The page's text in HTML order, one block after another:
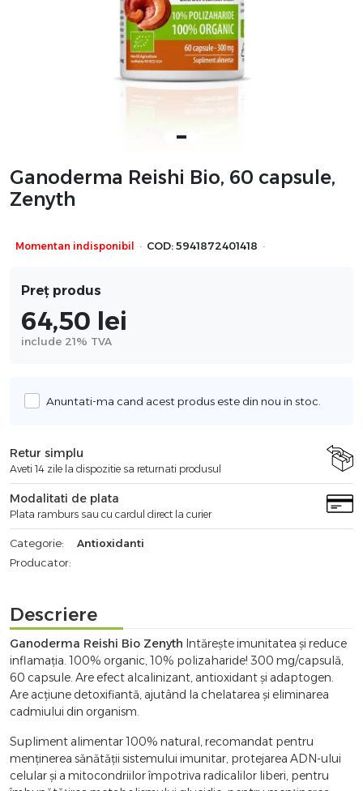
Ganoderma Reishi Bio, 60 capsule,
Zenyth
Momentan indisponibil · COD: 5941872401418 ·
Preț produs
64,50 lei
include 21% TVA
Anuntati-ma cand acest produs este din nou in stoc.
Retur simplu
Aveti 14 zile la dispozitie sa returnati produsul
Modalitati de plata
Plata ramburs sau cu cardul direct la curier
Categorie:
Antioxidanti
Producator:
Descriere
Ganoderma Reishi Bio Zenyth Intărește imunitatea și reduce
inflamația. 100% organic, 10% polizaharide! 300 mg/capsulă,
60 capsule. Are efect alcalinizant, antioxidant și adaptogen.
Are acțiune detoxifiantă, ajutând la chelatarea și eliminarea
cadmiului din organism.
Supliment alimentar 100% natural, recomandat pentru
menținerea sănătății sistemului imunitar, protejarea ADN-ului
celular și a mitocondriilor împotriva radicalilor liberi, pentru